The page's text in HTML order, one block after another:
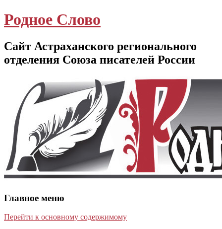
Родное Слово
Сайт Астраханского регионального
отделения Союза писателей России
Главное меню
Перейти к основному содержимому